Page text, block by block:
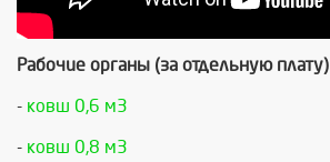
Рабочие органы (за отдельную плату)
- ковш 0,6 м3
- ковш 0,8 м3